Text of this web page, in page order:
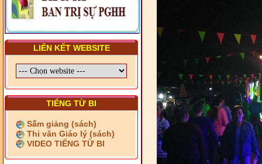
LIÊN KẾT WEBSITE
TIẾNG TỪ BI
Sấm giảng (sách)
Thi văn Giáo lý (sách)
VIDEO TIẾNG TỪ BI